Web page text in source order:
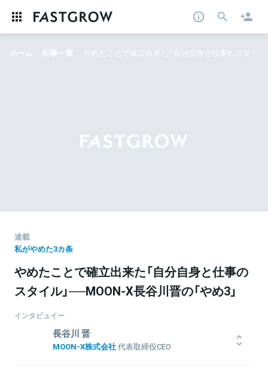
ホーム 記事一覧 やめたことで確立出来た「自分自身と仕事のスタイル」──MOON-X長谷川晋の「やめ3」
連載
私がやめた3カ条
やめたことで確立出来た「自分自身と仕事の
スタイル」──MOON-X長谷川晋の「やめ3」
インタビュイー
長谷川 晋
MOON-X株式会社代表取締役CEO